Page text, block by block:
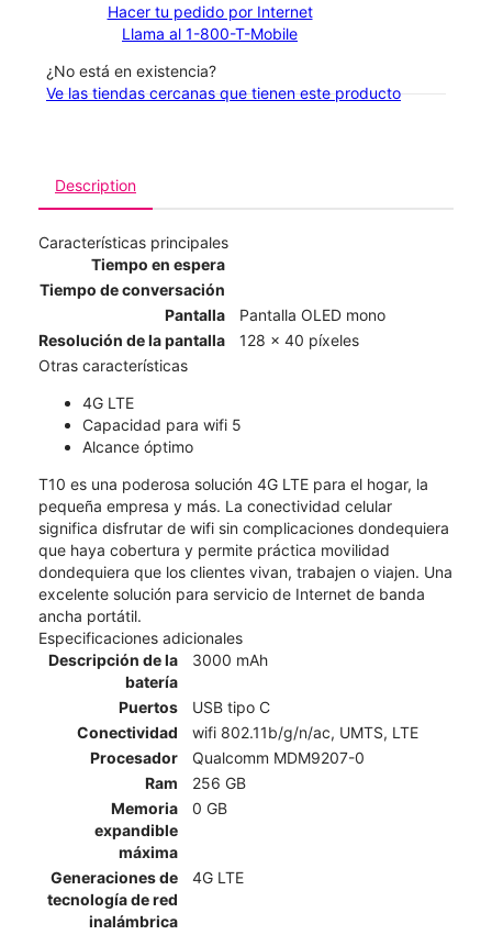
Hacer tu pedido por Internet
Llama al 1-800-T-Mobile
¿No está en existencia?
Ve las tiendas cercanas que tienen este producto
Description
Características principales
Tiempo en espera
Tiempo de conversación
Pantalla
Pantalla OLED mono
Resolución de la pantalla
128 x 40 píxeles
Otras características
4G LTE
Capacidad para wifi 5
Alcance óptimo
T10 es una poderosa solución 4G LTE para el hogar, la
pequeña empresa y más. La conectividad celular
significa disfrutar de wifi sin complicaciones dondequiera
que haya cobertura y permite práctica movilidad
dondequiera que los clientes vivan, trabajen o viajen. Una
excelente solución para servicio de Internet de banda
ancha portátil.
Especificaciones adicionales
Descripción de la
batería
3000 mAh
Puertos
USB tipo C
Conectividad
wifi 802.11b/g/n/ac, UMTS, LTE
Procesador
Qualcomm MDM9207-0
Ram
256 GB
Memoria
expandible
máxima
0 GB
Generaciones de
tecnología de red
inalámbrica
4G LTE